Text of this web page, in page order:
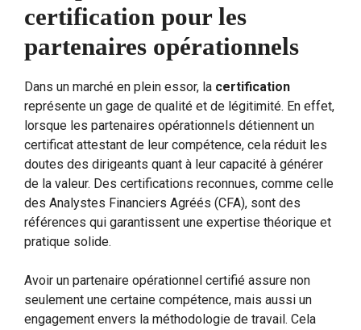
certification pour les
partenaires opérationnels
Dans un marché en plein essor, la certification
représente un gage de qualité et de légitimité. En effet,
lorsque les partenaires opérationnels détiennent un
certificat attestant de leur compétence, cela réduit les
doutes des dirigeants quant à leur capacité à générer
de la valeur. Des certifications reconnues, comme celle
des Analystes Financiers Agréés (CFA), sont des
références qui garantissent une expertise théorique et
pratique solide.
Avoir un partenaire opérationnel certifié assure non
seulement une certaine compétence, mais aussi un
engagement envers la méthodologie de travail. Cela